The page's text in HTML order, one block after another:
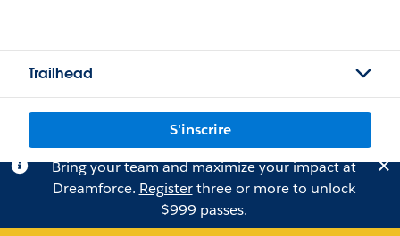
Trailhead
S'inscrire
Bring your team and maximize your impact at
Dreamforce. Registerthree or more to unlock
$999 passes.